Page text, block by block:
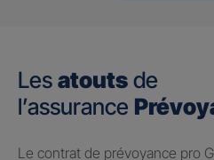
Les atouts de
l’assurance
Le contrat de prévoyance pro